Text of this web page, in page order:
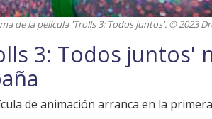
de la película 'Trolls 3: Todos juntos'. © 2023
3: Todos juntos'
de animación arranca en la